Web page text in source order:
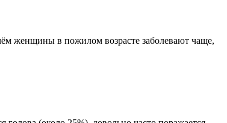
женщины в пожилом возрасте заболевают чаще,